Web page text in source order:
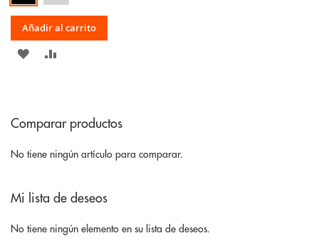
Añadir al carrito
AÑADIR
LISTA
DE
Comparar productos
No tiene ningún artículo para comparar.
Mi lista de deseos
No tiene ningún elemento en su lista de deseos.